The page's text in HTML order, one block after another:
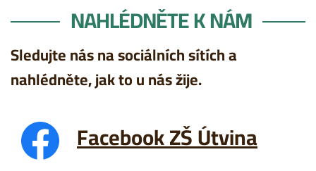
NAHLÉDNĚTE K NÁM
Sledujte nás na sociálních sítích a
nahlédněte, jak to u nás žije.
Facebook ZŠ Útvina